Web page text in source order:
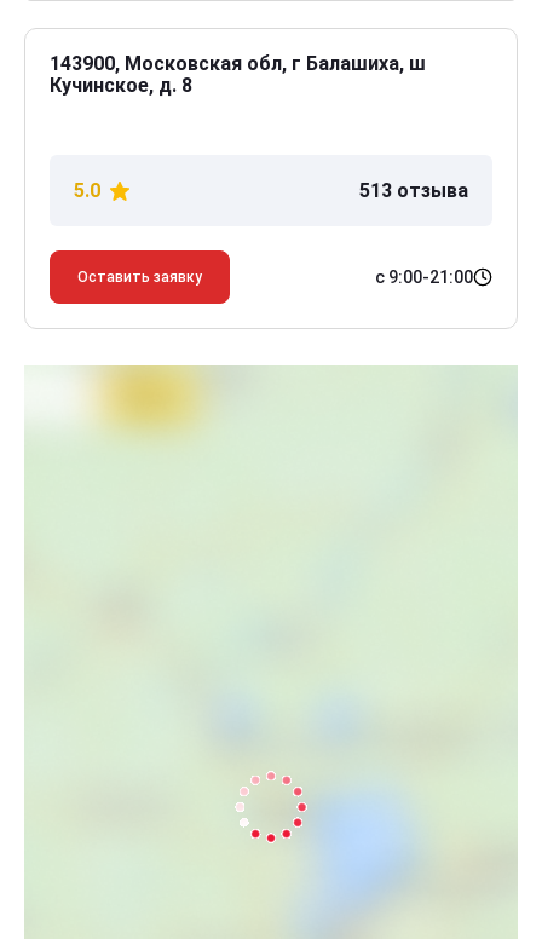
143900, Московская обл, г Балашиха, ш
Кучинское, д. 8
5.0 513 отзыва
Оставить заявку с 9:00-21:00